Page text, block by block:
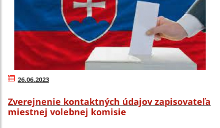
26.06.2023
Zverejnenie kontaktných údajov zapisovateľa
miestnej volebnej komisie